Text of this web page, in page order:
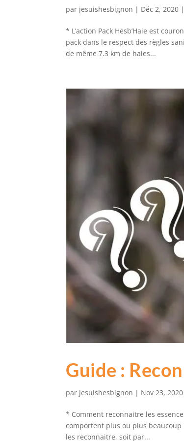
par jesuishesbignon | Déc 2, 2020
* L’action Pack Hesb’Haie est
pack dans le respect des règles
de même 7.3 km de haies...
Guide :
par jesuishesbignon | Nov 23, 2020
* Comment reconnaitre les
comportent plus ou plus
les reconnaitre, soit par...